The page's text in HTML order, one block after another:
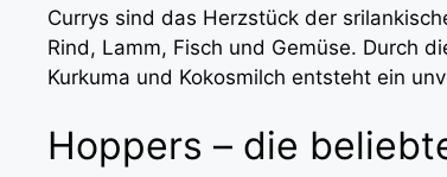
Currys sind das Herzstück der
Rind, Lamm, Fisch und Gemüse. Durch
Kurkuma und Kokosmilch entsteht ein
Hoppers – die